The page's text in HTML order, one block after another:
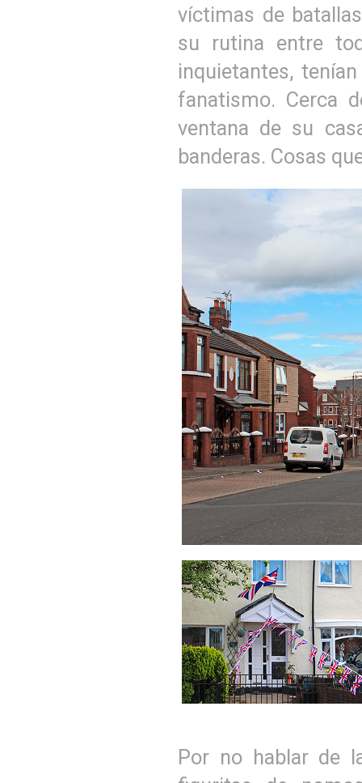
víctimas de
su rutina entre
inquietantes,
fanatismo. Cerca
ventana de su
banderas. Cosas
Por no hablar de